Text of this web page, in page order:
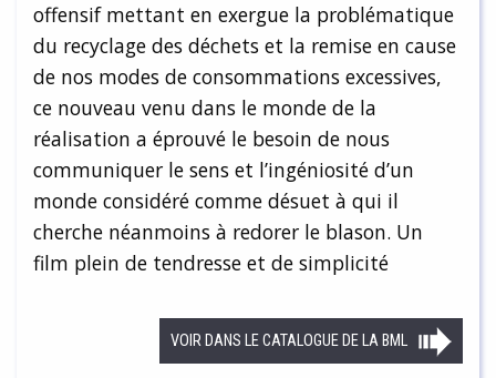
offensif mettant en exergue la problématique
du recyclage des déchets et la remise en cause
de nos modes de consommations excessives,
ce nouveau venu dans le monde de la
réalisation a éprouvé le besoin de nous
communiquer le sens et l’ingéniosité d’un
monde considéré comme désuet à qui il
cherche néanmoins à redorer le blason. Un
film plein de tendresse et de simplicité
VOIR DANS LE CATALOGUE DE LA BML